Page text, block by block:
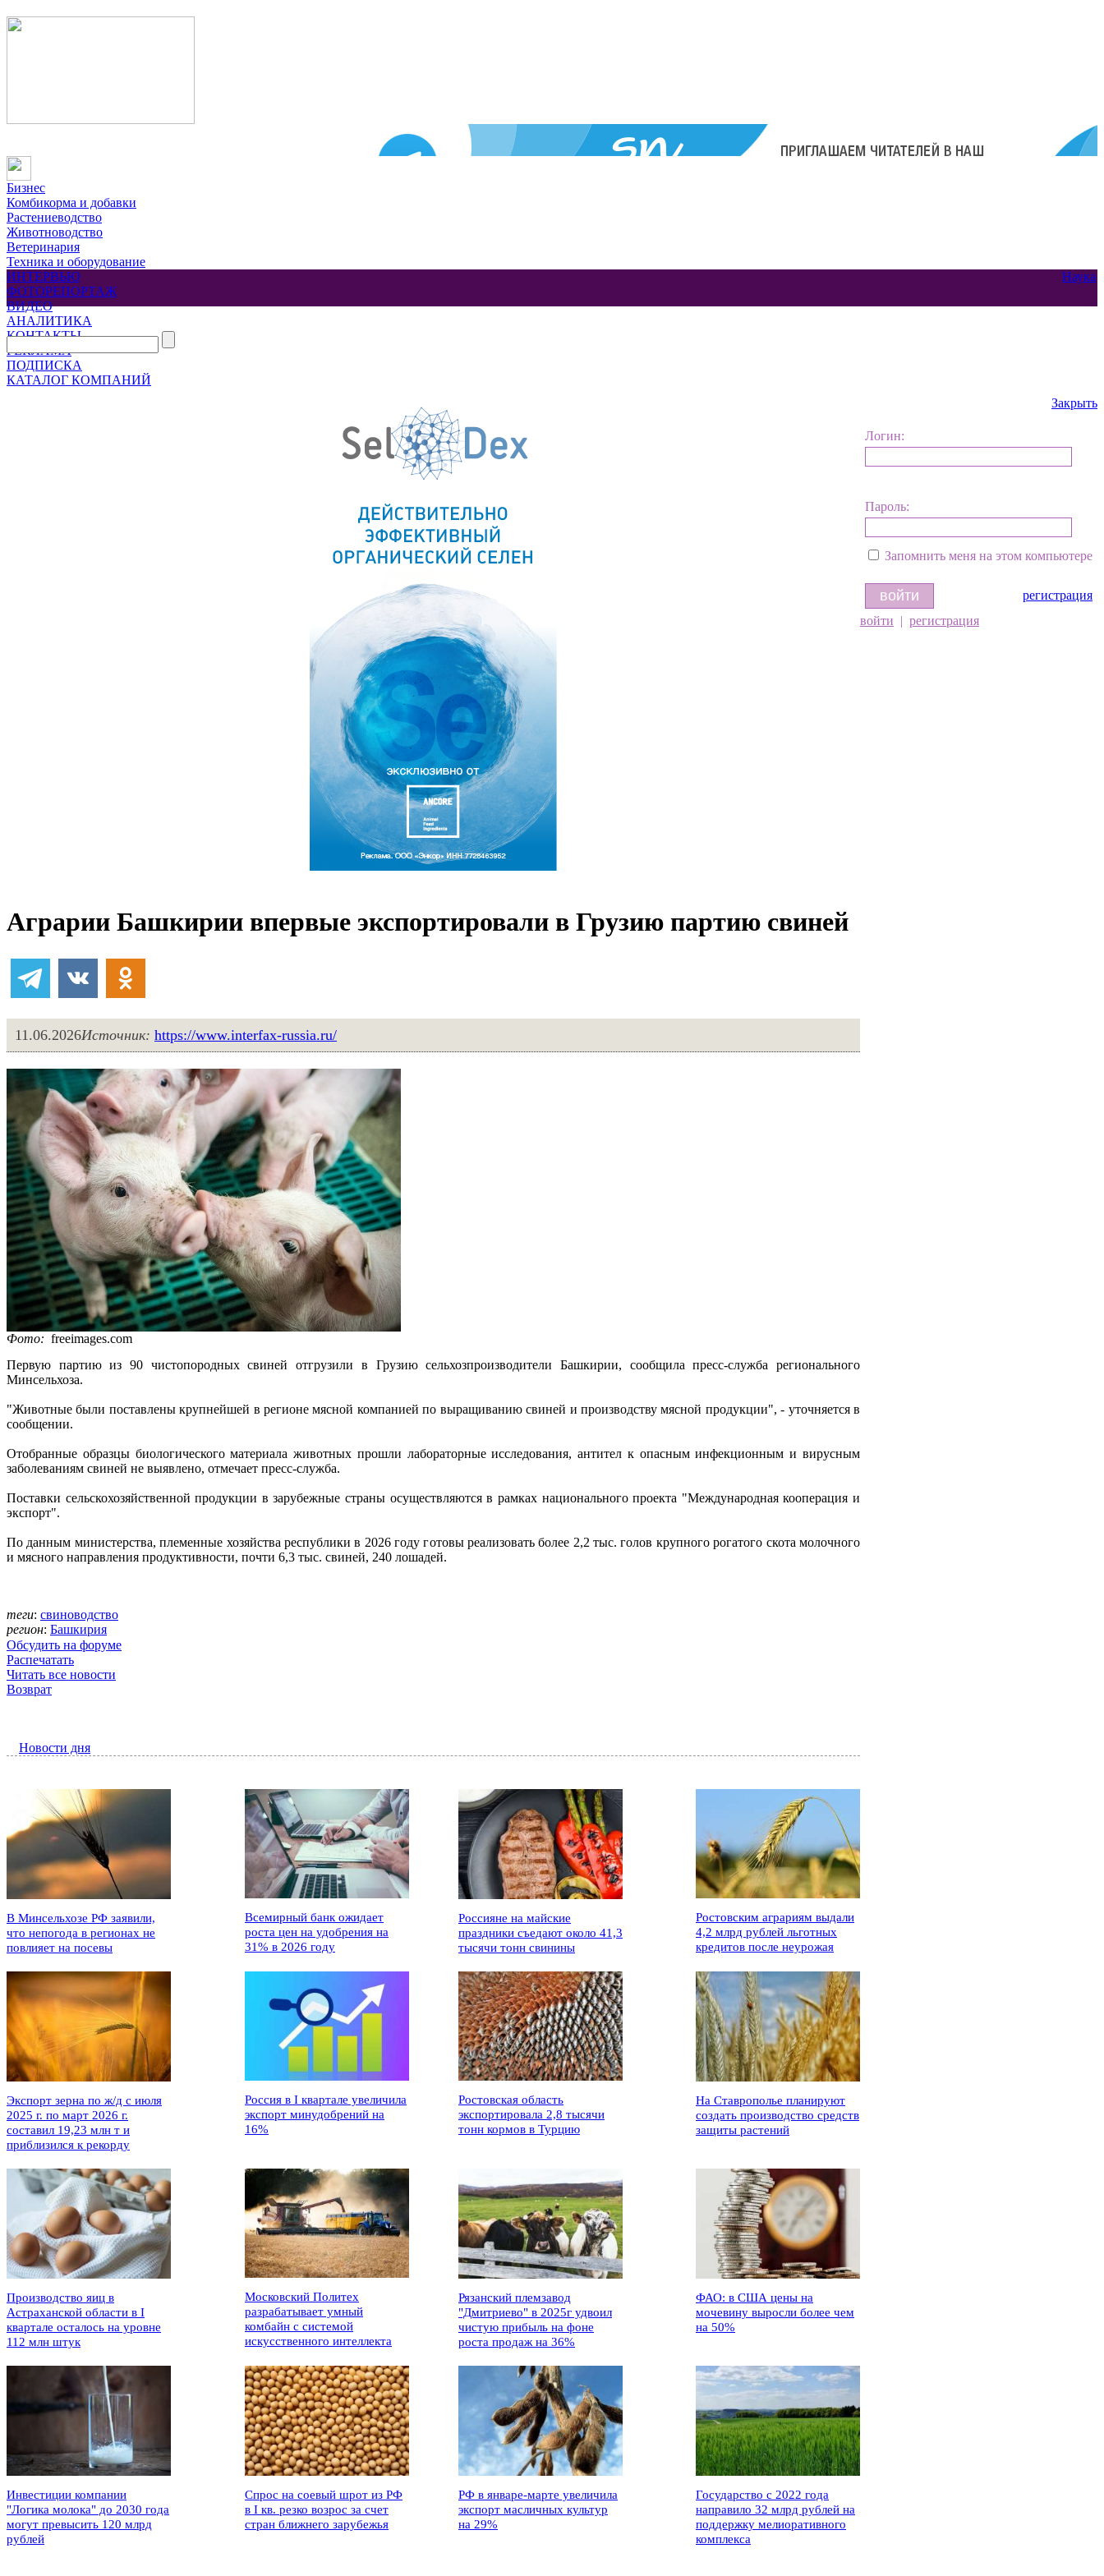
Бизнес
Комбикорма и добавки
Растениеводство
Животноводство
Ветеринария
Техника и оборудование
Наука
ИНТЕРВЬЮ
ФОТОРЕПОРТАЖ
ВИДЕО
АНАЛИТИКА
КОНТАКТЫ
РЕКЛАМА
ПОДПИСКА
КАТАЛОГ КОМПАНИЙ
Закрыть
Логин:
Пароль:
Запомнить меня на этом компьютере
регистрация
войти | регистрация
Аграрии Башкирии впервые экспортировали в Грузию партию свиней
11.06.2026Источник: https://www.interfax-russia.ru/
Фото: freeimages.com
Первую партию из 90 чистопородных свиней отгрузили в Грузию сельхозпроизводители Башкирии, сообщила пресс-служба регионального
Минсельхоза.
"Животные были поставлены крупнейшей в регионе мясной компанией по выращиванию свиней и производству мясной продукции", - уточняется в
сообщении.
Отобранные образцы биологического материала животных прошли лабораторные исследования, антител к опасным инфекционным и вирусным
заболеваниям свиней не выявлено, отмечает пресс-служба.
Поставки сельскохозяйственной продукции в зарубежные страны осуществляются в рамках национального проекта "Международная кооперация и
экспорт".
По данным министерства, племенные хозяйства республики в 2026 году готовы реализовать более 2,2 тыс. голов крупного рогатого скота молочного
и мясного направления продуктивности, почти 6,3 тыс. свиней, 240 лошадей.
теги: свиноводство
регион: Башкирия
Обсудить на форуме
Распечатать
Читать все новости
Возврат
Новости дня
В Минсельхозе РФ заявили,
что непогода в регионах не
повлияет на посевы
Всемирный банк ожидает
роста цен на удобрения на
31% в 2026 году
Россияне на майские
праздники съедают около 41,3
тысячи тонн свинины
Ростовским аграриям выдали
4,2 млрд рублей льготных
кредитов после неурожая
Экспорт зерна по ж/д с июля
2025 г. по март 2026 г.
составил 19,23 млн т и
приблизился к рекорду
Россия в I квартале увеличила
экспорт минудобрений на
16%
Ростовская область
экспортировала 2,8 тысячи
тонн кормов в Турцию
На Ставрополье планируют
создать производство средств
защиты растений
Производство яиц в
Астраханской области в I
квартале осталось на уровне
112 млн штук
Московский Политех
разрабатывает умный
комбайн с системой
искусственного интеллекта
Рязанский племзавод
"Дмитриево" в 2025г удвоил
чистую прибыль на фоне
роста продаж на 36%
ФАО: в США цены на
мочевину выросли более чем
на 50%
Инвестиции компании
"Логика молока" до 2030 года
могут превысить 120 млрд
рублей
Спрос на соевый шрот из РФ
в I кв. резко возрос за счет
стран ближнего зарубежья
РФ в январе-марте увеличила
экспорт масличных культур
на 29%
Государство с 2022 года
направило 32 млрд рублей на
поддержку мелиоративного
комплекса